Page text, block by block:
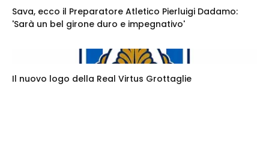
Sava, ecco il Preparatore Atletico Pierluigi Dadamo:
'Sarà un bel girone duro e impegnativo'
Il nuovo logo della Real Virtus Grottaglie